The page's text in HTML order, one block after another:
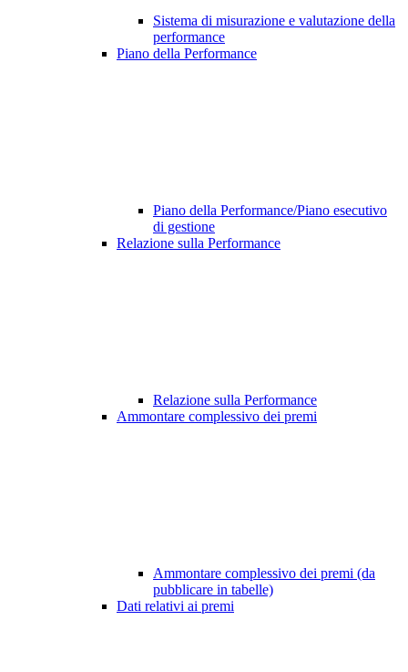
Sistema di misurazione e valutazione della
performance
Piano della Performance
Piano della Performance/Piano esecutivo
di gestione
Relazione sulla Performance
Relazione sulla Performance
Ammontare complessivo dei premi
Ammontare complessivo dei premi (da
pubblicare in tabelle)
Dati relativi ai premi